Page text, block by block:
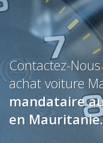
Contactez-
achat voiture
mandataire
en Mauritanie.